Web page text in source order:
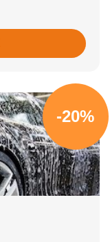
-20%